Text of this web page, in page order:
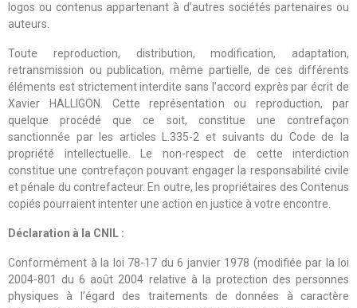
logos ou contenus appartenant à d’autres sociétés partenaires ou
auteurs.
Toute reproduction, distribution, modification, adaptation,
retransmission ou publication, même partielle, de ces différents
éléments est strictement interdite sans l’accord exprès par écrit de
Xavier HALLIGON. Cette représentation ou reproduction, par
quelque procédé que ce soit, constitue une contrefaçon
sanctionnée par les articles L.335-2 et suivants du Code de la
propriété intellectuelle. Le non-respect de cette interdiction
constitue une contrefaçon pouvant engager la responsabilité civile
et pénale du contrefacteur. En outre, les propriétaires des Contenus
copiés pourraient intenter une action en justice à votre encontre.
Déclaration à la CNIL :
Conformément à la loi 78-17 du 6 janvier 1978 (modifiée par la loi
2004-801 du 6 août 2004 relative à la protection des personnes
physiques à l’égard des traitements de données à caractère